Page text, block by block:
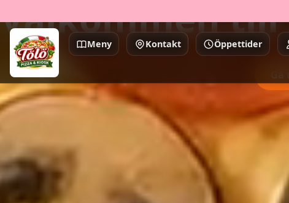
Meny Kontakt Öppettider
Välkommen till